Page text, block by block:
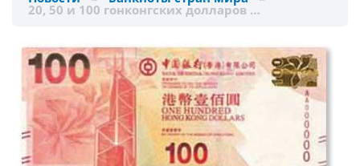
20, 50 и 100 гонконгских долларов …